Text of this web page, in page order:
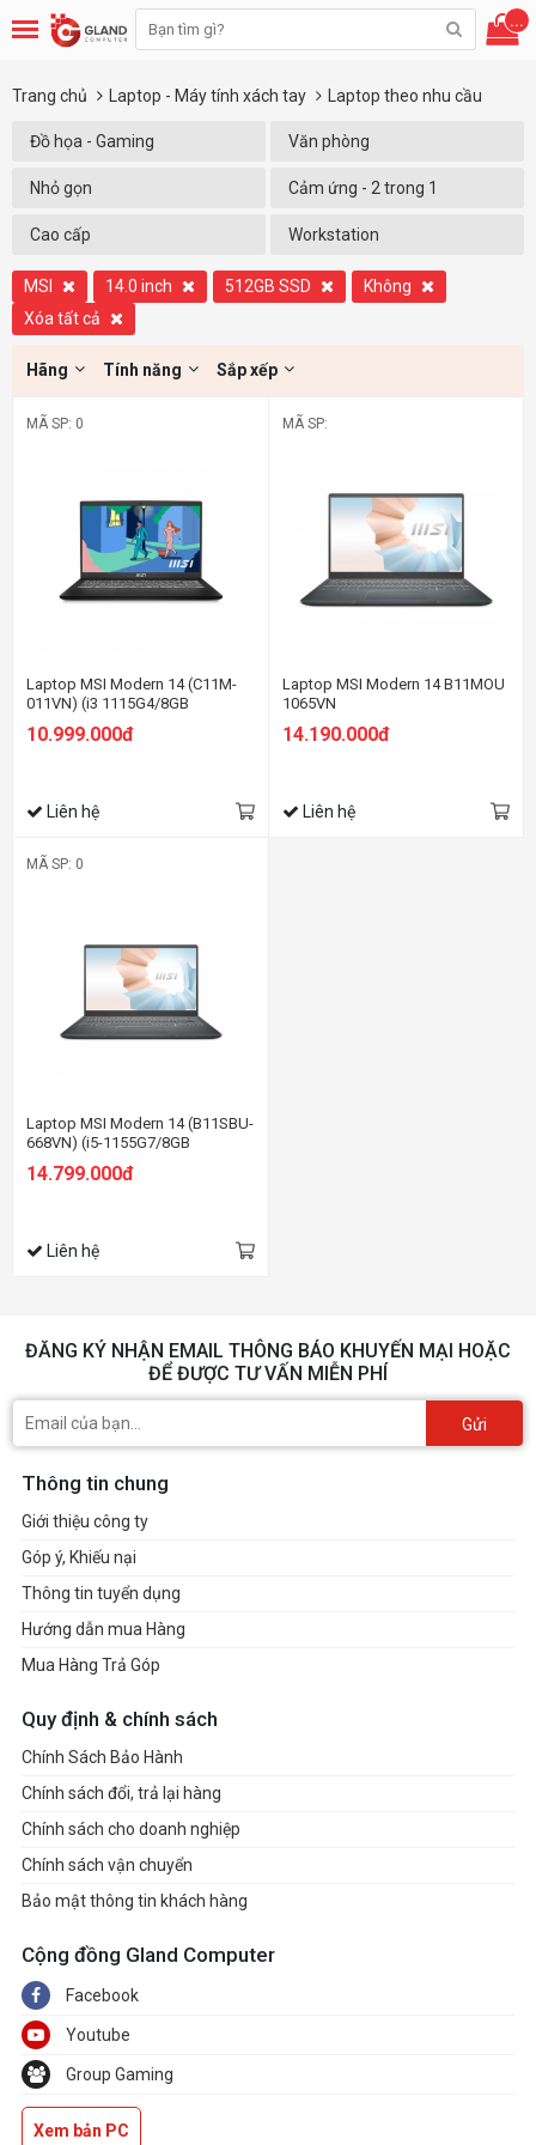
...
Trang chủ Laptop - Máy tính xách tay Laptop theo nhu cầu
Đồ họa - Gaming Văn phòng
Nhỏ gọn Cảm ứng - 2 trong 1
Cao cấp Workstation
MSI 14.0 inch 512GB SSD
Không
Xóa tất cả
Hãng Tính năng Sắp xếp
MÃ SP: 0
Laptop MSI Modern 14 (C11M-
011VN) (i3 1115G4/8GB
FHD/Win11/Đen)
10.999.000đ
Liên hệ
MÃ SP:
Laptop MSI Modern 14 B11MOU
1065VN
14.190.000đ
Liên hệ
MÃ SP: 0
Laptop MSI Modern 14 (B11SBU-
668VN) (i5-1155G7/8GB
RAM/512GBSSD/MX450 2GB/14
inch FHD/Win 10/Xám) (2021)
14.799.000đ
Liên hệ
ĐĂNG KÝ NHẬN EMAIL THÔNG BÁO KHUYẾN MẠI HOẶC
ĐỂ ĐƯỢC TƯ VẤN MIỄN PHÍ
Gửi
Thông tin chung
Giới thiệu công ty
Góp ý, Khiếu nại
Thông tin tuyển dụng
Hướng dẫn mua Hàng
Mua Hàng Trả Góp
Quy định & chính sách
Chính Sách Bảo Hành
Chính sách đổi, trả lại hàng
Chính sách cho doanh nghiệp
Chính sách vận chuyển
Bảo mật thông tin khách hàng
Cộng đồng Gland Computer
Facebook
Youtube
Group Gaming
Xem bản PC